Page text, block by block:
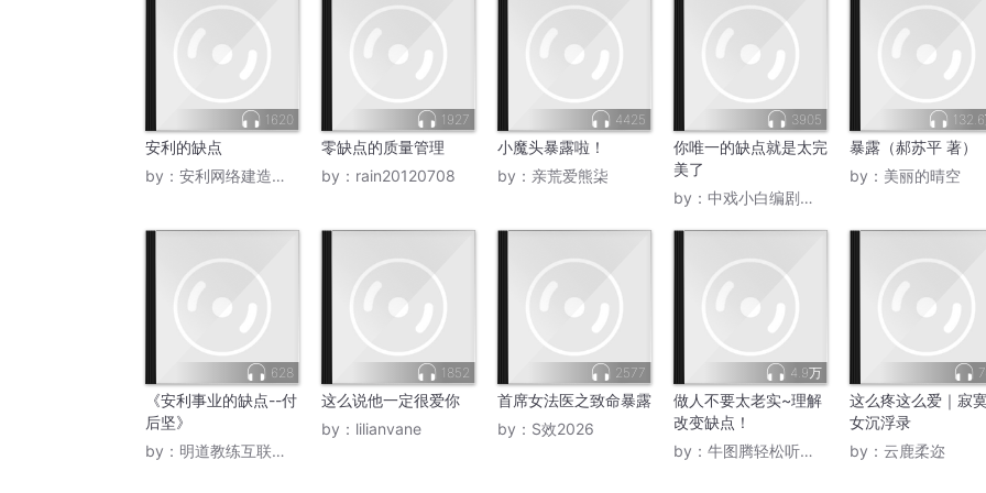
1620
安利的缺点
by： 安利网络建造师予昕
1927
零缺点的质量管理
by： rain20120708
4425
小魔头暴露啦！
by： 亲荒爱熊柒
3905
你唯一的缺点就是太完
美了
by： 中戏小白编剧的写作坛
暴露（郝苏平 著）
by： 美丽的晴空
628
《安利事业的缺点--付
后坚》
by： 明道教练互联网思维
1852
这么说他一定很爱你
by： lilianvane
2577
首席女法医之致命暴露
by： S效2026
4.9万
做人不要太老实~理解
改变缺点！
by： 牛图腾轻松听书馆
这么疼这么爱｜寂
女沉浮录
by： 云鹿柔迩